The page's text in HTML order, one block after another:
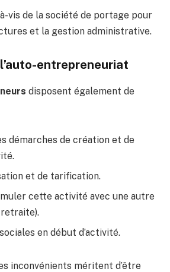
vis de la société de portage pour
et la gestion administrative.
entrepreneuriat
disposent également de
démarches de création et de
et de tarification.
cette activité avec une autre
en début d’activité.
inconvénients méritent d’être